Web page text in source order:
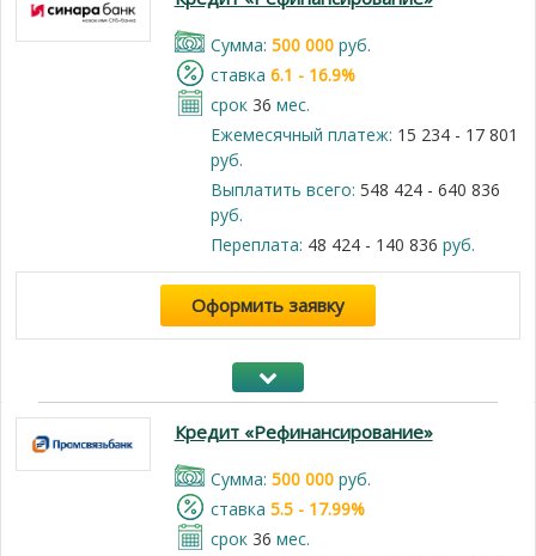
Cумма: 500 000руб.
cтавка 6.1 - 16.9%
срок 36 мес.
Ежемесячный платеж: 15 234 - 17 801
руб.
Выплатить всего: 548 424 - 640 836
руб.
Переплата: 48 424 - 140 836 руб.
Оформить заявку
Кредит «Рефинансирование»
Cумма: 500 000руб.
cтавка 5.5 - 17.99%
срок 36 мес.